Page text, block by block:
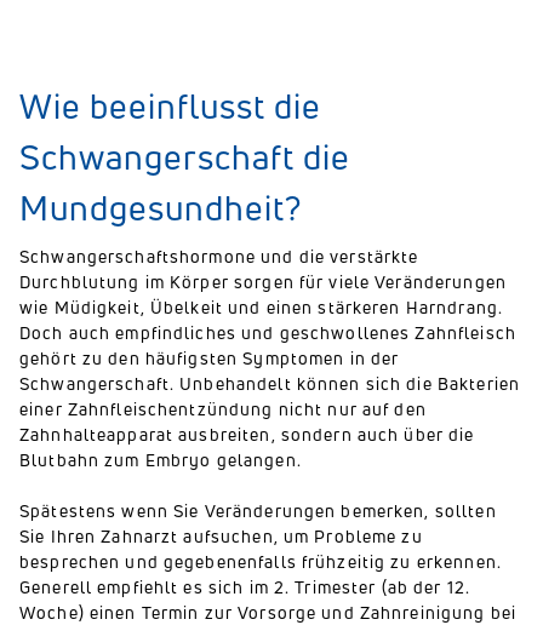
Wie beeinflusst die
Schwangerschaft die
Mundgesundheit?
Schwangerschaftshormone und die verstärkte
Durchblutung im Körper sorgen für viele Veränderungen
wie Müdigkeit, Übelkeit und einen stärkeren Harndrang.
Doch auch empfindliches und geschwollenes Zahnfleisch
gehört zu den häufigsten Symptomen in der
Schwangerschaft. Unbehandelt können sich die Bakterien
einer Zahnfleischentzündung nicht nur auf den
Zahnhalteapparat ausbreiten, sondern auch über die
Blutbahn zum Embryo gelangen.
Spätestens wenn Sie Veränderungen bemerken, sollten
Sie Ihren Zahnarzt aufsuchen, um Probleme zu
besprechen und gegebenenfalls frühzeitig zu erkennen.
Generell empfiehlt es sich im 2. Trimester (ab der 12.
Woche) einen Termin zur Vorsorge und Zahnreinigung bei